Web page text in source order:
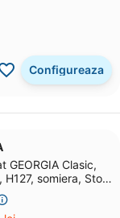
Configureaza
GEORGIA Clasic,
somiera, Stofa